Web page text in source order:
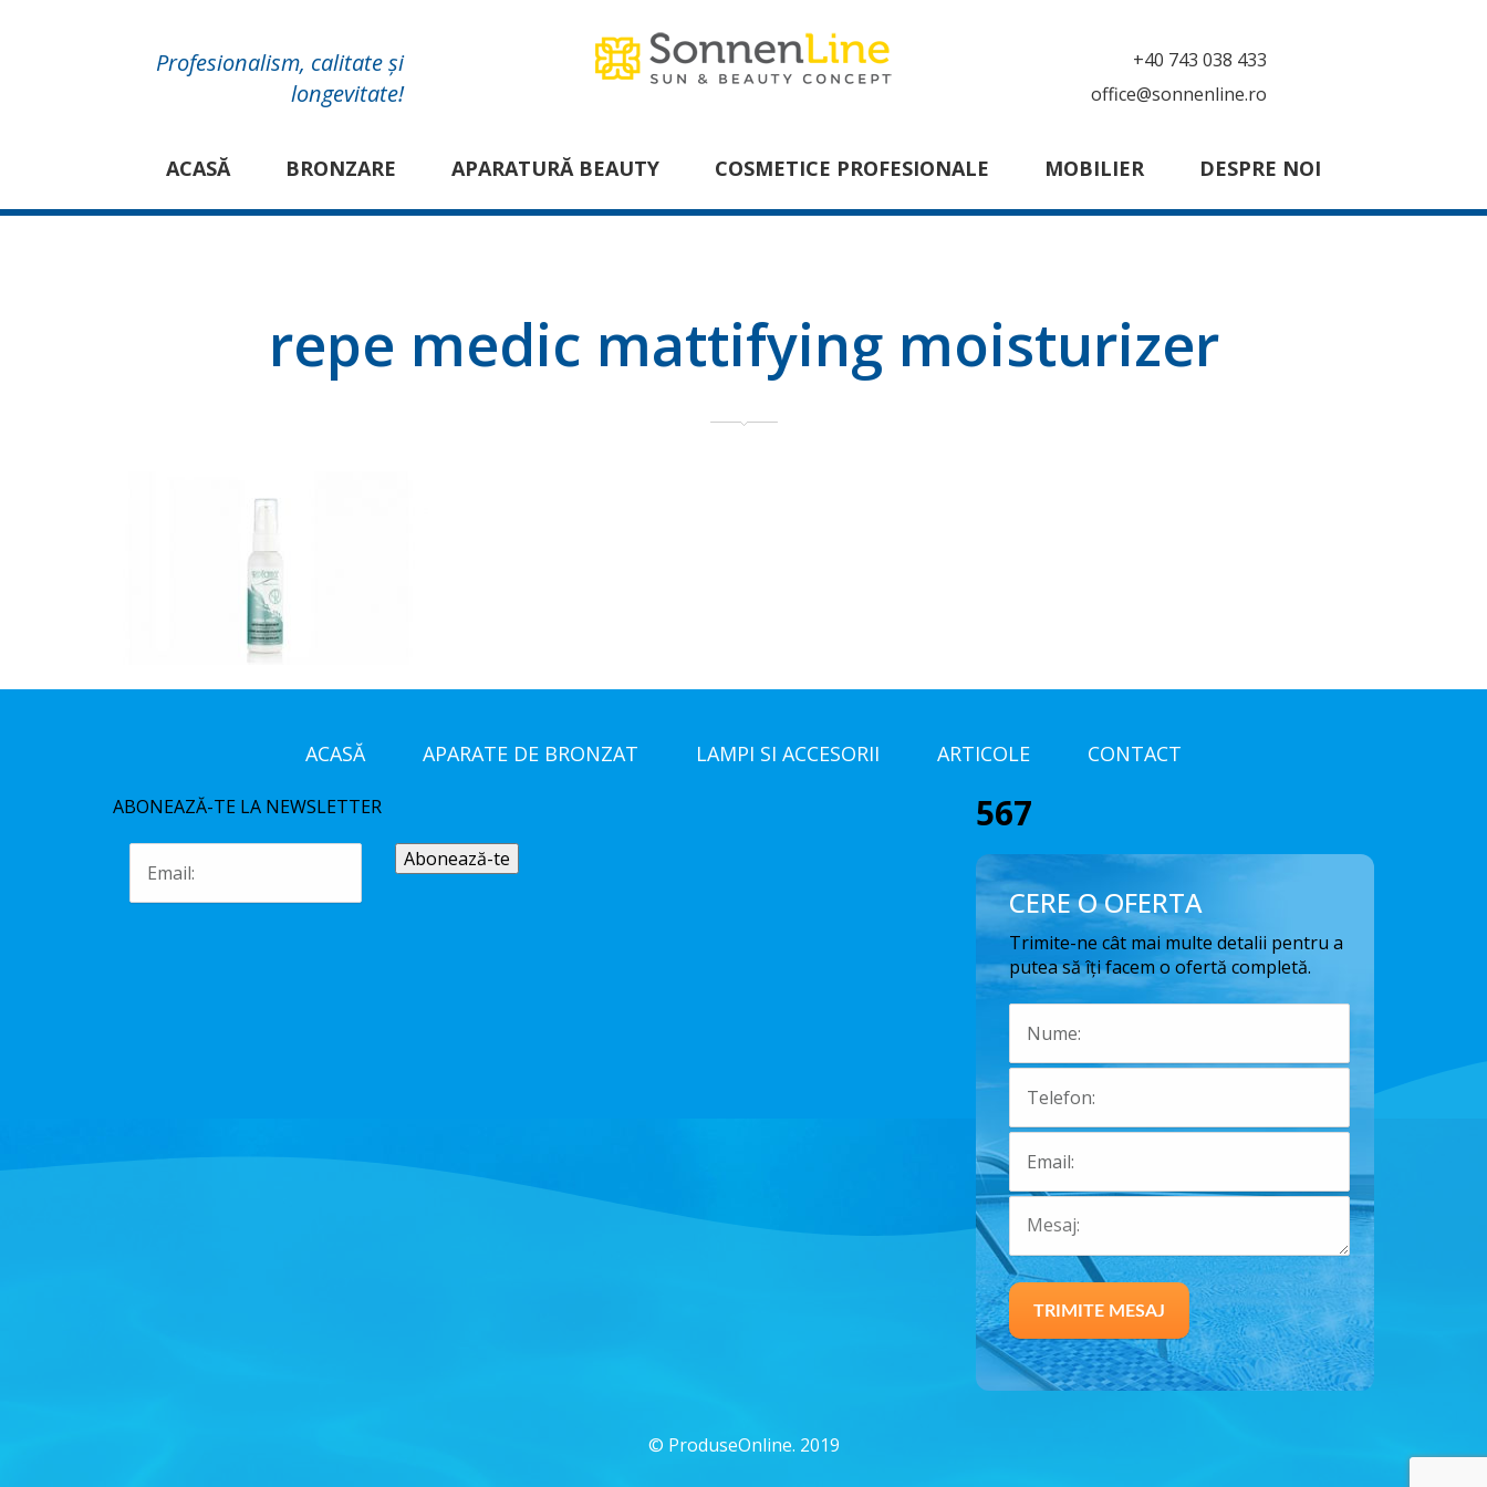
Profesionalism, calitate și
longevitate!
+40 743 038 433
office@sonnenline.ro
ACASĂ BRONZARE APARATURĂ BEAUTY COSMETICE PROFESIONALE MOBILIER DESPRE NOI
repe medic mattifying moisturizer
ACASĂ APARATE DE BRONZAT LAMPI SI ACCESORII ARTICOLE CONTACT
ABONEAZĂ-TE LA NEWSLETTER 567
CERE O OFERTA
Trimite-ne cât mai multe detalii pentru a
putea să îți facem o ofertă completă.
© ProduseOnline. 2019